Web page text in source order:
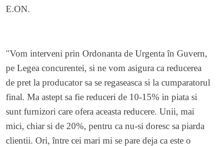
E.ON.
"Vom interveni prin Ordonanta de Urgenta în Guvern,
pe Legea concurentei, si ne vom asigura ca reducerea
de pret la producator sa se regaseasca si la cumparatorul
final. Ma astept sa fie reduceri de 10-15% in piata si
sunt furnizori care ofera aceasta reducere. Unii, mai
mici, chiar si de 20%, pentru ca nu-si doresc sa piarda
clientii. Ori, între cei mari mi se pare deja ca este o